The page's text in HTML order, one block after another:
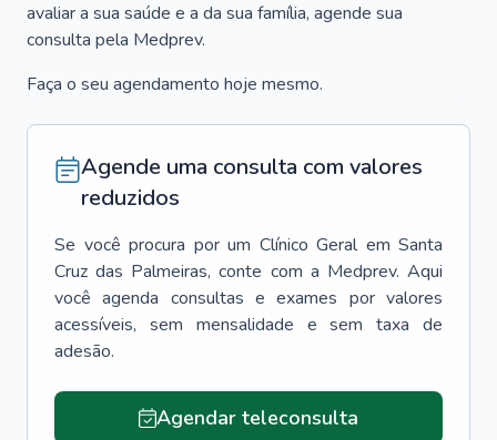
avaliar a sua saúde e a da sua família, agende sua
consulta pela Medprev.
Faça o seu agendamento hoje mesmo.
Agende uma consulta com valores
reduzidos
Se você procura por um Clínico Geral em Santa
Cruz das Palmeiras, conte com a Medprev. Aqui
você agenda consultas e exames por valores
acessíveis, sem mensalidade e sem taxa de
adesão.
Agendar teleconsulta